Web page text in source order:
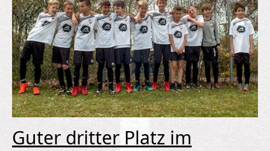
Guter dritter Platz im